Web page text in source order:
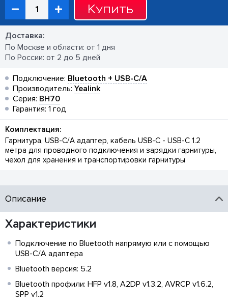
Купить
Доставка:
По Москве и области: от 1 дня
По России: от 2 до 5 дней
Подключение: Bluetooth + USB-C/A
Производитель: Yealink
Серия: BH70
Гарантия: 1 год
Комплектация:
Гарнитура, USB-C/A адаптер, кабель USB-C - USB-С 1.2
метра для проводного подключения и зарядки гарнитуры,
чехол для хранения и транспортировки гарнитуры
Описание
Характеристики
Подключение по Bluetooth напрямую или с помощью
USB-C/A адаптера
Bluetooth версия: 5.2
Bluetooth профили: HFP v1.8, A2DP v1.3.2, AVRCP v1.6.2,
SPP v1.2